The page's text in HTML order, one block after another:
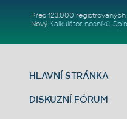
Přes 123.000
Nový Kalkulátor nosníků,
HLAVNÍ STRÁNKA
DISKUZNÍ FÓRUM